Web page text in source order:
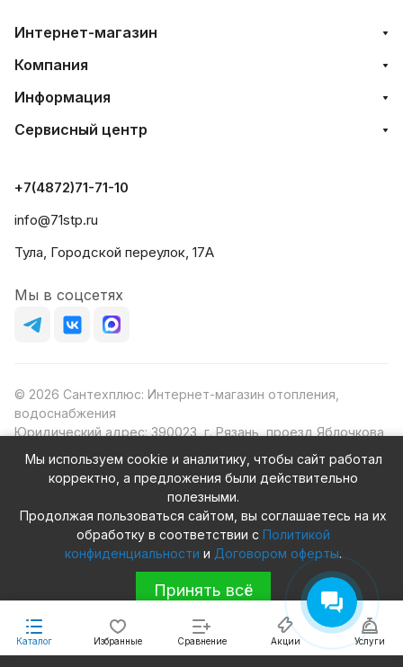
Каталог Избранные Сравнение Акции Услуги
Интернет-магазин
Компания
Информация
Сервисный центр
+7(4872)71-71-10
info@71stp.ru
Тула, Городской переулок, 17А
Мы в соцсетях
© 2026 Сантехплюс: Интернет-магазин отопления,
водоснабжения
Юридический адрес: 390023, г. Рязань, проезд Яблочкова,
д.8Ж
ИНН/КПП: 6230087631/623001001
ОГРН: 1156230000080
Мы используем cookie и аналитику, чтобы сайт работал
корректно, а предложения были действительно
полезными.
Продолжая пользоваться сайтом, вы соглашаетесь на их
обработку в соответствии с Политикой
конфиденциальности и Договором оферты.
Принять всё
Конфиденциальность Оферта